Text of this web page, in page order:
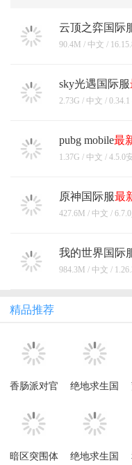
云顶之弈国际
16.15.8008073
90.4M / 中文 /
sky光遇国际服
(404272)安卓版
2.73G / 中文 /
pubg mobile最
1.37G / 中文 / 4.5.0
原神国际服最
427.6M / 中文 /
我的世界国际
最新版
984.3M / 中文 /
精品推荐
香肠派对官
绝地求生国
最新版
(BETA
MOBILE)
暗区突围体
绝地求生国